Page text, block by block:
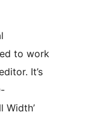
to work
It’s
Width’